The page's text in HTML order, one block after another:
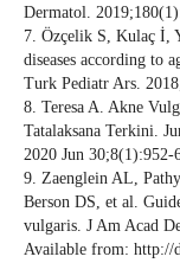
Dermatol.
7. Özçelik S, Kulaç İ,
diseases according to
Turk Pediatr Ars.
8. Teresa A. Akne
Tatalaksana Terkini.
2020 Jun 30;8(1):952-
9. Zaenglein AL,
Berson DS, et al.
vulgaris. J Am Acad
Available from: http://